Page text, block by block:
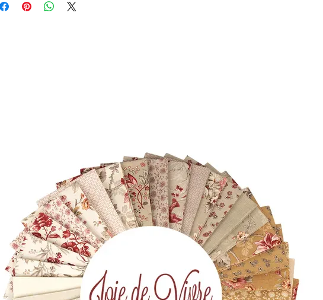
più unità, ti arriverà un unico pezzo multiplo di
06 523 510 18
347 49 65 650
Via Costantino
Beschi, 13c - ROMA